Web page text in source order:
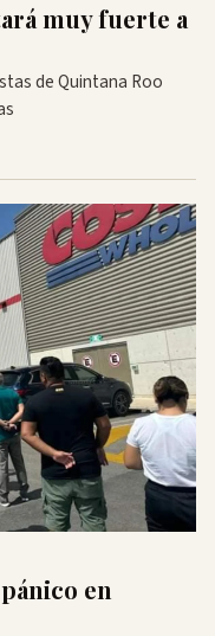
muy fuerte a
de Quintana Roo
en